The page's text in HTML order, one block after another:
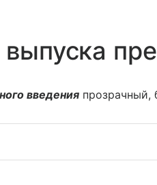
введения прозрачный,